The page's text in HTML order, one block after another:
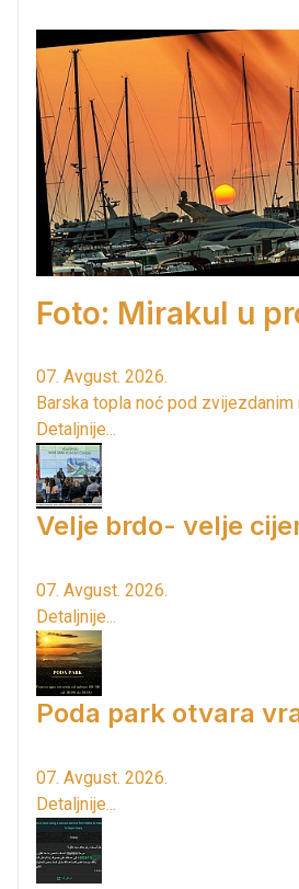
Foto: Mirakul u
07. Avgust. 2026.
Barska topla noć pod zvijezdanim
Detaljnije...
Velje brdo- velje
07. Avgust. 2026.
Detaljnije...
Poda park otvara
07. Avgust. 2026.
Detaljnije...